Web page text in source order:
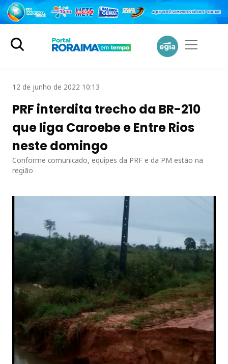
12 de junho de 2022 10:13
PRF interdita trecho da BR-210
que liga Caroebe e Entre Rios
neste domingo
Conforme comunicado, equipes da PRF e da PM estão na
região